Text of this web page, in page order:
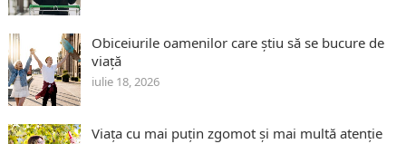
Obiceiurile oamenilor care știu să se bucure de
viață
iulie 18, 2026
Viața cu mai puțin zgomot și mai multă atenție